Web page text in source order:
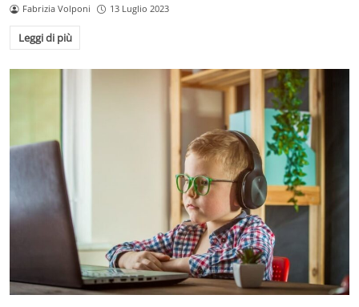
Fabrizia Volponi 13 Luglio 2023
Leggi di più